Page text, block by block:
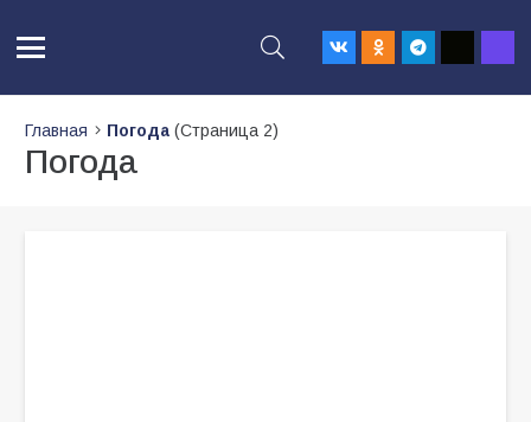
Главная Погода (Страница 2)
Погода